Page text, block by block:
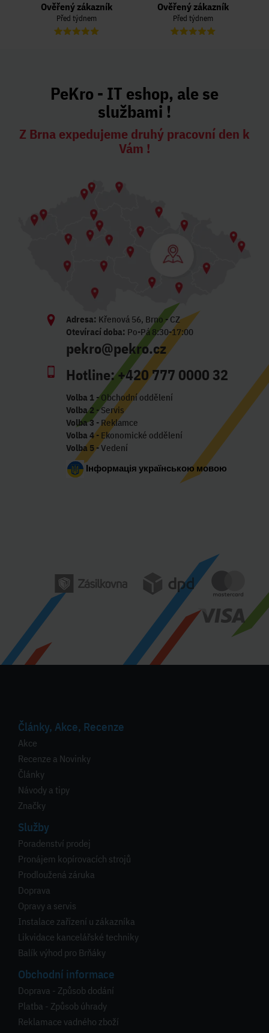
Ověřený zákazník
Před týdnem
Ověřený zákazník
Před týdnem
PeKro - IT eshop, ale se
službami !
Z Brna expedujeme druhý pracovní den k
Vám !
Adresa: Křenová 56, Brno - CZ
Otevírací doba: Po-Pá 8:30-17:00
pekro@pekro.cz
Hotline:+420 777 0000 32
Volba 1- Obchodní oddělení
Volba 2 - Servis
Volba 3 - Reklamce
Volba 4- Ekonomické oddělení
Volba 5- Vedení
Інформація українською мовою
Články, Akce, Recenze
Akce
Recenze a Novinky
Články
Návody a tipy
Značky
Služby
Poradenství prodej
Pronájem kopírovacích strojů
Prodloužená záruka
Doprava
Opravy a servis
Instalace zařízení u zákazníka
Likvidace kancelářské techniky
Balík výhod pro Brňáky
Obchodní informace
Doprava - Způsob dodání
Platba - Způsob úhrady
Reklamace vadného zboží